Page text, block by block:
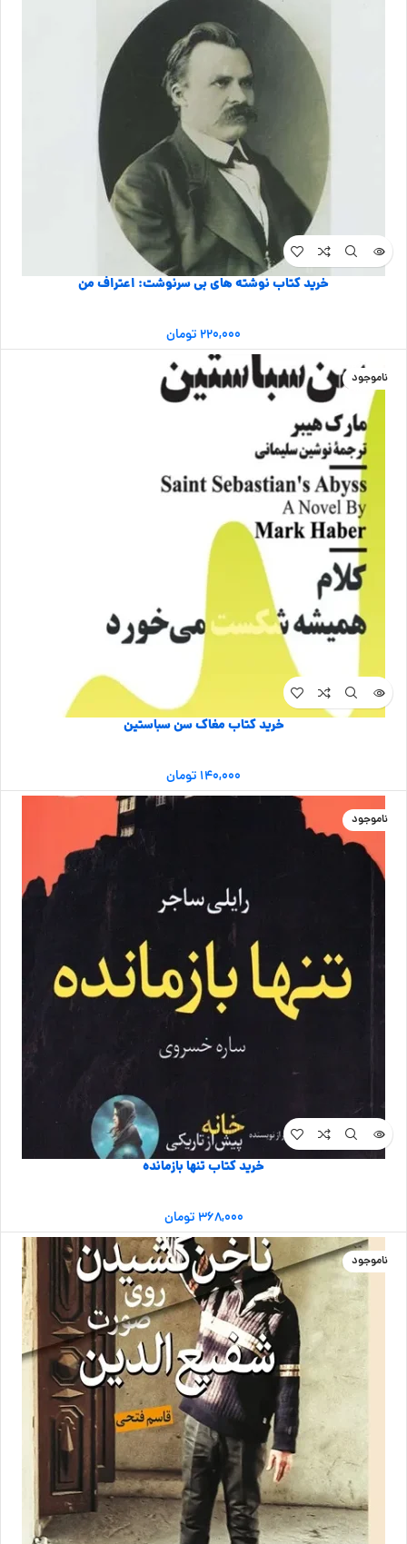
خرید کتاب نوشته های بی سرنوشت: اعتراف من
۲۲۰,۰۰۰تومان
ناموجود
خرید کتاب مغاک سن سباستین
۱۴۰,۰۰۰ تومان
ناموجود
خرید کتاب تنها بازمانده
۳۶۸,۰۰۰تومان
ناموجود